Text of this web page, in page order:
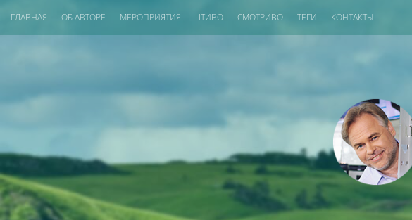
ГЛАВНАЯ ОБ АВТОРЕ МЕРОПРИЯТИЯ ЧТИВО СМОТРИВО ТЕГИ КОНТАКТЫ